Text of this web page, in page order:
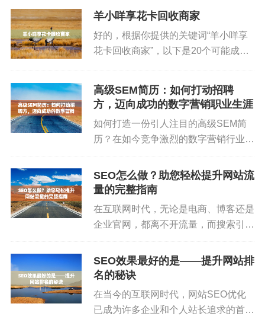
点，正是传统大学教育所无法提供的。因此，选择
报班学习SEO课程，显然是打开职场大门的捷径之
一。
3.SEO课程让你少走弯路
虽然SEO的学习资料丰富，互联网上也有大量
免费的教程和文章，但这些资源往往零散且缺乏系
理论知识所困扰，导致学习效果不佳。通过参加专
业的SEO课程，你可以从基础入门，系统地学习SE
O的核心概念、最新的搜索算法以及如何进行网站优
在SEO课程中，通常会有行业专家进行讲解和
案例分析，通过真实案例的剖析，帮助你更好地理
解SEO的实际应用。通过课程的学习，你不仅能够
掌握核心技能，还能够避开一些常见的误区，少走
和应用帮助我们提升生活质量。本文将
的奥秘，看看它是如何为我们的健...
羊小咩享花卡回收商家
好的，根据你提供的关键词“羊小咩享
花卡回收商家”，以下是20个可能成为
秘！羊小咩享花卡回收商家最高折扣秘
诀，错过后悔！” “羊...
高级SEM简历：如何打动招聘
方，迈向成功的数字营销职业生涯
如何打造一份引人注目的高级SEM简
历？在如今竞争激烈的数字营销行业
业获取流量、提高转化率的关键工具。
而作为一名高级SEM专业人才，如何
SEO怎么做？助您轻松提升网站流
量的完整指南
在互联网时代，无论是电商、博客还是
企业官网，都离不开流量，而搜索引擎
要方式之一。对于新手来说，SEO似
乎复杂又神秘，但实际上，通过科学的
SEO效果最好的是——提升网站排
名的秘诀
在当今的互联网时代，网站SEO优化
已成为许多企业和个人站长追求的首要